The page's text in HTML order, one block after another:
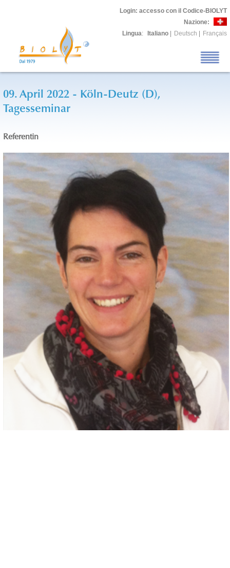
Login: accesso con il Codice-BIOLYT
Nazione:
Lingua: Italiano Deutsch Français
09. April 2022 - Köln-Deutz (D),
Tagesseminar
Referentin